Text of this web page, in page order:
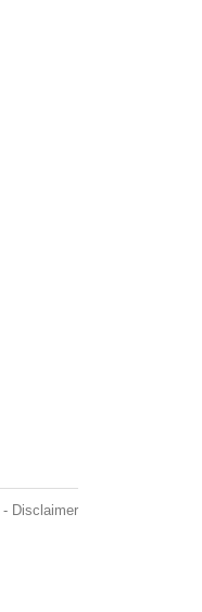
- Disclaimer